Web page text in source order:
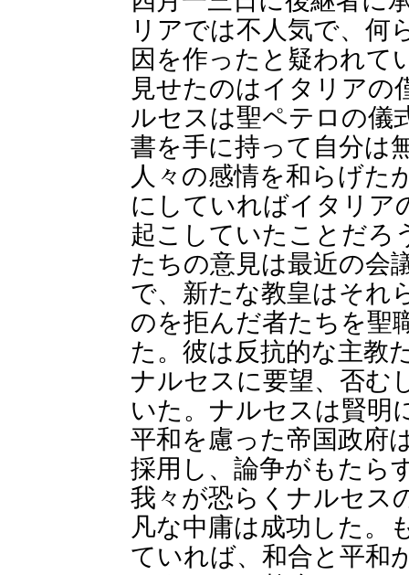
リアでは不人気で、何
因を作ったと疑われて
見せたのはイタリアの
ルセスは聖ペテロの儀
書を手に持って自分は
人々の感情を和らげた
にしていればイタリア
起こしていたことだろ
たちの意見は最近の会
で、新たな教皇はそれ
のを拒んだ者たちを聖
た。彼は反抗的な主教
ナルセスに要望、否む
いた。ナルセスは賢明
平和を慮った帝国政府
採用し、論争がもたら
我々が恐らくナルセス
凡な中庸は成功した。
ていれば、和合と平和